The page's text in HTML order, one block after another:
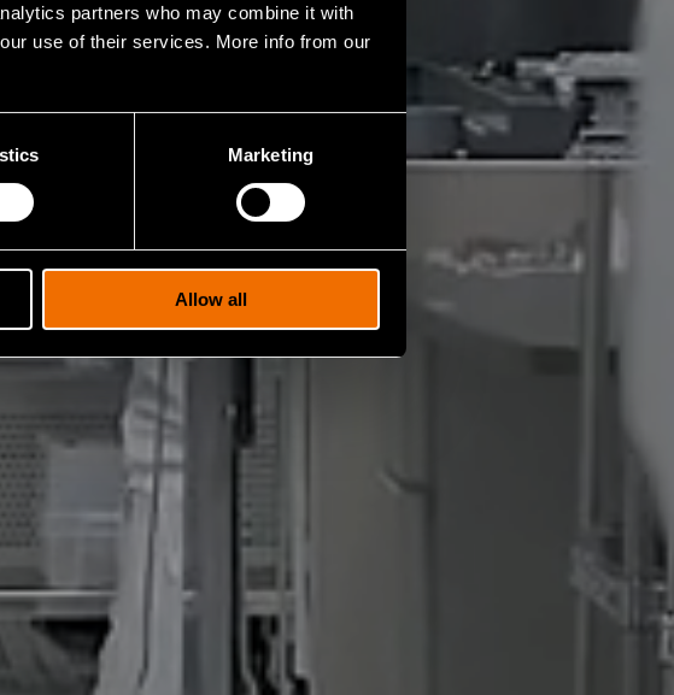
partners who may combine it with
use of their services. More info from our
Marketing
Allow all